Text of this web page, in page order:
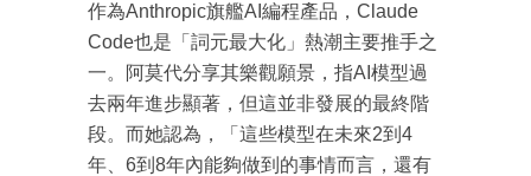
作為Anthropic旗艦AI編程產品，Claude
Code也是「詞元最大化」熱潮主要推手之
一。阿莫代分享其樂觀願景，指AI模型過
去兩年進步顯著，但這並非發展的最終階
段。而她認為，「這些模型在未來2到4
年、6到8年內能夠做到的事情而言，還有